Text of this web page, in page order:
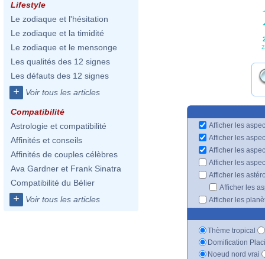
Lifestyle
Le zodiaque et l'hésitation
Le zodiaque et la timidité
Le zodiaque et le mensonge
Les qualités des 12 signes
Les défauts des 12 signes
+ Voir tous les articles
Compatibilité
Astrologie et compatibilité
Affinités et conseils
Affinités de couples célèbres
Ava Gardner et Frank Sinatra
Compatibilité du Bélier
+ Voir tous les articles
Afficher les
Afficher les
Afficher les
Afficher les
Afficher les
Afficher les
Afficher les
Thème tropical
Domification
Noeud nord vrai